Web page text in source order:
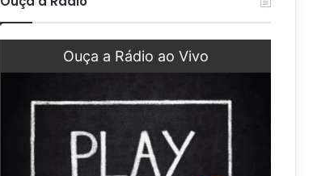
Ouça a Rádio ao Vivo